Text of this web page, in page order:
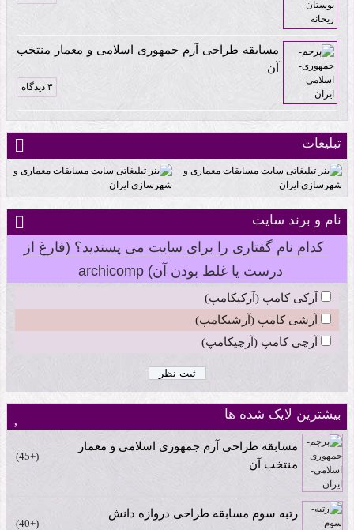
مسابقه طراحی آرم جمهوری اسلامی و معمار منتخب
آن
۳ دیدگاه
تبلیغات
نام و برند سایت
کدام نام گفتاری را برای سایت می پسندید؟ (فارغ از
درست یا غلط بودن آن) archicomp
آرکی کامپ (آرکیکامپ)
آرشی کامپ (آرشیکامپ)
آرچی کامپ (آرچیکامپ)
بیشترین لایک شده ها
مسابقه طراحی آرم جمهوری اسلامی و معمار
منتخب آن
+45
رتبه سوم مسابقه طراحی دروازه دانش
+40